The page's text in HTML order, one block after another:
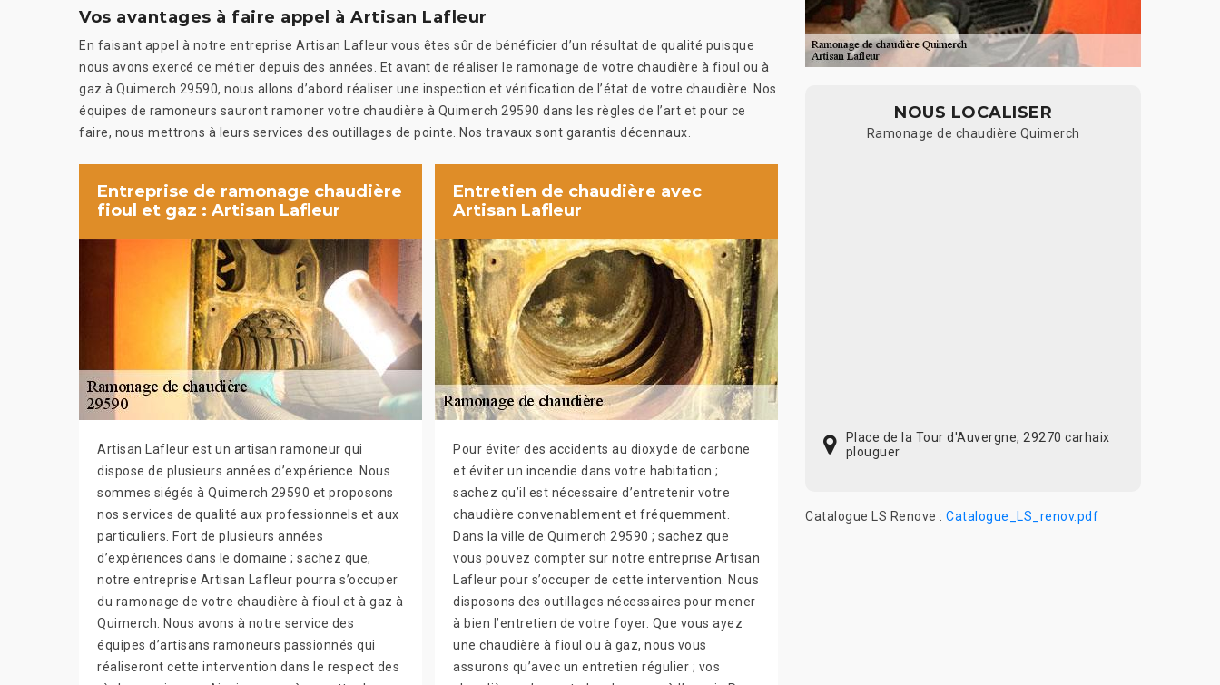
Vos avantages à faire appel à Artisan Lafleur
En faisant appel à notre entreprise Artisan Lafleur vous êtes sûr de bénéficier d’un résultat de qualité puisque
nous avons exercé ce métier depuis des années. Et avant de réaliser le ramonage de votre chaudière à fioul ou à
gaz à Quimerch 29590, nous allons d’abord réaliser une inspection et vérification de l’état de votre chaudière. Nos
équipes de ramoneurs sauront ramoner votre chaudière à Quimerch 29590 dans les règles de l’art et pour ce
faire, nous mettrons à leurs services des outillages de pointe. Nos travaux sont garantis décennaux.
Entreprise de ramonage chaudière
fioul et gaz : Artisan Lafleur
Artisan Lafleur est un artisan ramoneur qui
dispose de plusieurs années d’expérience. Nous
sommes siégés à Quimerch 29590 et proposons
nos services de qualité aux professionnels et aux
particuliers. Fort de plusieurs années
d’expériences dans le domaine ; sachez que,
notre entreprise Artisan Lafleur pourra s’occuper
du ramonage de votre chaudière à fioul et à gaz à
Quimerch. Nous avons à notre service des
équipes d’artisans ramoneurs passionnés qui
réaliseront cette intervention dans le respect des
Entretien de chaudière avec
Artisan Lafleur
Pour éviter des accidents au dioxyde de carbone
et éviter un incendie dans votre habitation ;
sachez qu’il est nécessaire d’entretenir votre
chaudière convenablement et fréquemment.
Dans la ville de Quimerch 29590 ; sachez que
vous pouvez compter sur notre entreprise Artisan
Lafleur pour s’occuper de cette intervention. Nous
disposons des outillages nécessaires pour mener
à bien l’entretien de votre foyer. Que vous ayez
une chaudière à fioul ou à gaz, nous vous
assurons qu’avec un entretien régulier ; vos
NOUS LOCALISER
Ramonage de chaudière Quimerch
Place de la Tour d'Auvergne, 29270 carhaix
plouguer
Catalogue LS Renove : Catalogue_LS_renov.pdf